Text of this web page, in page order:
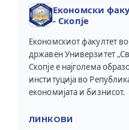
Економски
- Скопје
Економскиот факултет
државен Универзитет
Скопје е најголема
институција во
економијата и бизнисот.
ЛИНКОВИ